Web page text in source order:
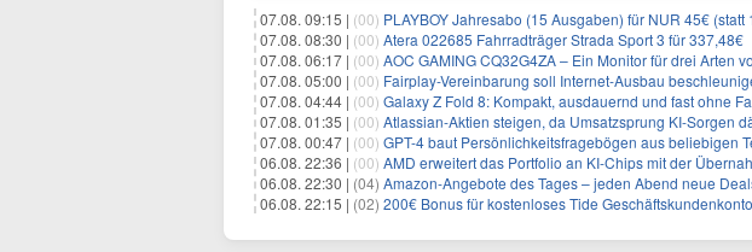
07.08. 09:15 | (00) PLAYBOY Jahresabo (15 Ausgaben) für NUR 45€ (statt
07.08. 08:30 | (00) Atera 022685 Fahrradträger Strada Sport 3 für 337,48€
07.08. 06:17 | (00) AOC GAMING CQ32G4ZA – Ein Monitor für drei Arten
07.08. 05:00 | (00) Fairplay-Vereinbarung soll Internet-Ausbau
07.08. 04:44 | (00) Galaxy Z Fold 8: Kompakt, ausdauernd und fast ohne
07.08. 01:35 | (00) Atlassian-Aktien steigen, da Umsatzsprung KI-Sorgen
07.08. 00:47 | (00) GPT-4 baut Persönlichkeitsfragebögen aus beliebigen
06.08. 22:36 | (00) AMD erweitert das Portfolio an KI-Chips mit der
06.08. 22:30 | (04) Amazon-Angebote des Tages – jeden Abend neue
06.08. 22:15 | (02) 200€ Bonus für kostenloses Tide Geschäftskundenkonto